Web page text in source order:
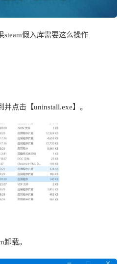
steam假入库需要这么操作
并点击【uninstall.exe】。
卸载。